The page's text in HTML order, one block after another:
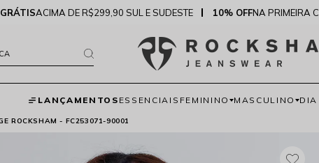
ACIMA DE R$299,90 SUL E SUDESTE 10% OFFNA PRIMEIRA
LANÇAMENTOS ESSENCIAIS FEMININO MASCULINO
ROCKSHAM - FC253071-90001